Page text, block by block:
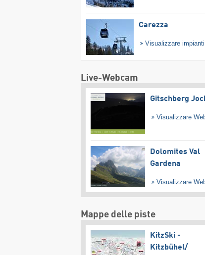
Carezza
Visualizzare
Live-Webcam
Gitschberg
Visualizzare
Dolomites Val
Gardena
Visualizzare
Mappe delle piste
KitzSki -
Kitzbühel/​